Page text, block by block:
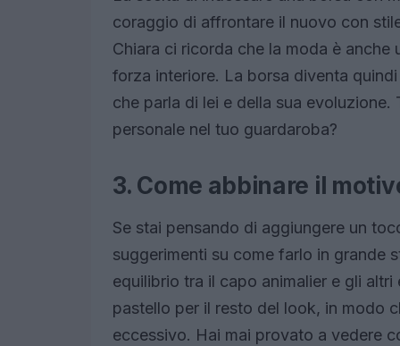
coraggio di affrontare il nuovo con
Chiara ci ricorda che la moda è
forza interiore. La borsa diventa
che parla di lei e della sua
personale nel tuo guardaroba?
3. Come abbinare il
Se stai pensando di aggiungere un
suggerimenti su come farlo in grande
equilibrio tra il capo animalier e gli
pastello per il resto del look, in modo
eccessivo. Hai mai provato a vedere